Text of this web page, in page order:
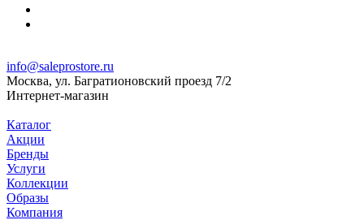
info@saleprostore.ru
Москва, ул. Багратионовский проезд 7/2
Интернет-магазин
Каталог
Акции
Бренды
Услуги
Коллекции
Образы
Компания